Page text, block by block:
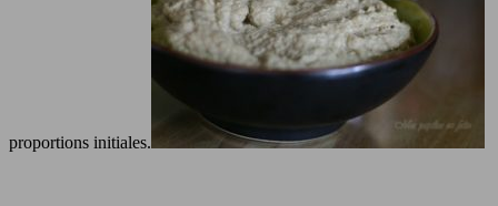
proportions initiales.